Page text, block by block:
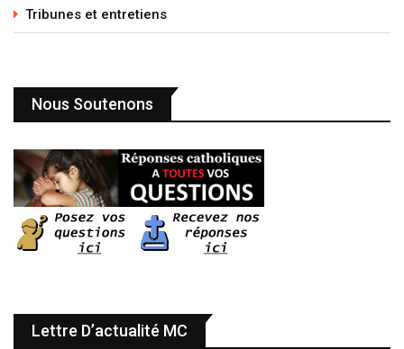
Tribunes et entretiens
Nous Soutenons
Lettre D’actualité MC